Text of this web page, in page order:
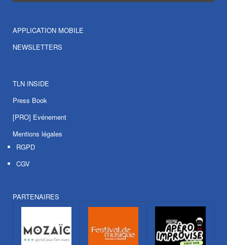
APPLICATION MOBILE
NEWSLETTERS
TLN INSIDE
Press Book
[PRO] Evénement
Mentions légales
RGPD
CGV
PARTENAIRES